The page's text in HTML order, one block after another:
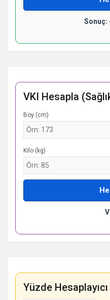
Sonuç:
VKI Hesapla
Boy (cm)
Kilo (kg)
Yüzde Hesaplayıcı